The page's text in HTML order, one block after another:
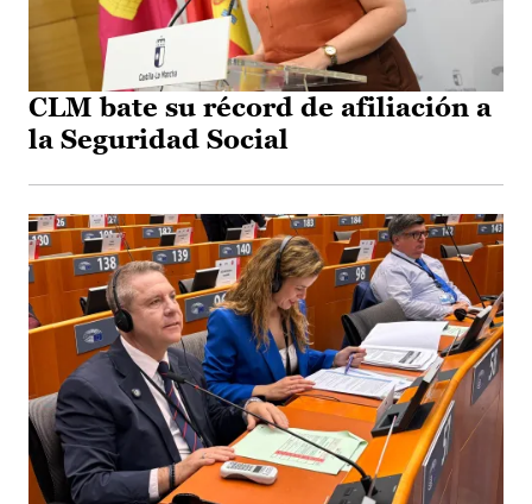
CLM bate su récord de afiliación a
la Seguridad Social